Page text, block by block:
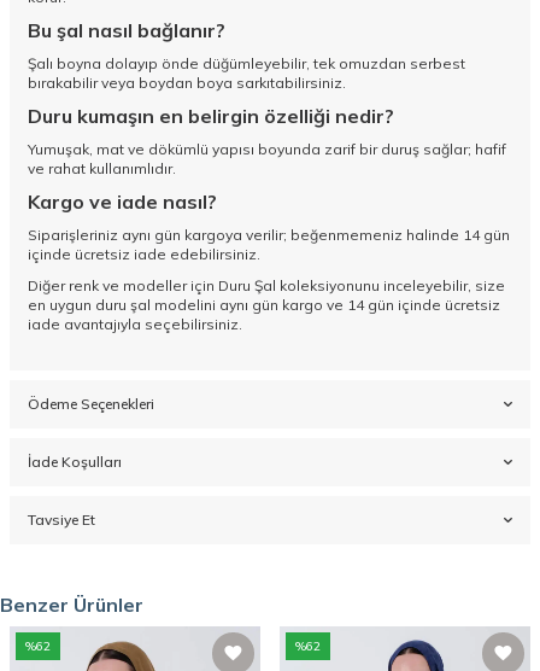
Bu şal nasıl bağlanır?
Şalı boyna dolayıp önde düğümleyebilir, tek omuzdan serbest
bırakabilir veya boydan boya sarkıtabilirsiniz.
Duru kumaşın en belirgin özelliği nedir?
Yumuşak, mat ve dökümlü yapısı boyunda zarif bir duruş sağlar; hafif
ve rahat kullanımlıdır.
Kargo ve iade nasıl?
Siparişleriniz aynı gün kargoya verilir; beğenmemeniz halinde 14 gün
içinde ücretsiz iade edebilirsiniz.
Diğer renk ve modeller için Duru Şal koleksiyonunu inceleyebilir, size
en uygun duru şal modelini aynı gün kargo ve 14 gün içinde ücretsiz
iade avantajıyla seçebilirsiniz.
Ödeme Seçenekleri
İade Koşulları
Tavsiye Et
Benzer Ürünler
%62 %62